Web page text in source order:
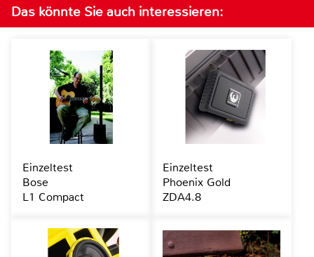
Das könnte Sie auch interessieren:
Einzeltest
Bose
L1 Compact
Einzeltest
Phoenix Gold
ZDA4.8